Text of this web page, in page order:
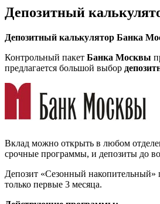
Депозитный
Депозитный калькулятор Банка
Контрольный пакет Банка Москвы
предлагается большой выбор
Вклад можно открыть в любом
срочные программы, и депозиты до
Депозит «Сезонный накопительный»
только первые 3 месяца.